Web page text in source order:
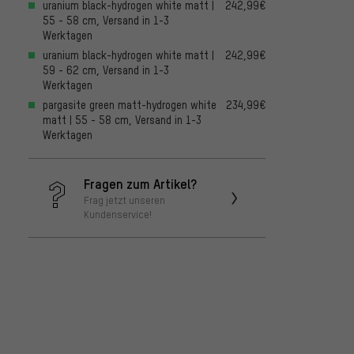
uranium black-hydrogen white matt |
55 - 58 cm, Versand in 1-3
Werktagen
242,99€
uranium black-hydrogen white matt |
59 - 62 cm, Versand in 1-3
Werktagen
242,99€
pargasite green matt-hydrogen white
matt | 55 - 58 cm, Versand in 1-3
Werktagen
234,99€
Fragen zum Artikel?
Frag jetzt unseren
Kundenservice!